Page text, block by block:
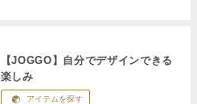
【JOGGO】自分でデザインできる
楽しみ
アイテムを探す